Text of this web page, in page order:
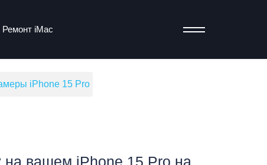
Ремонт iMac
iPhone 15 Pro
вашем iPhone 15 Pro на